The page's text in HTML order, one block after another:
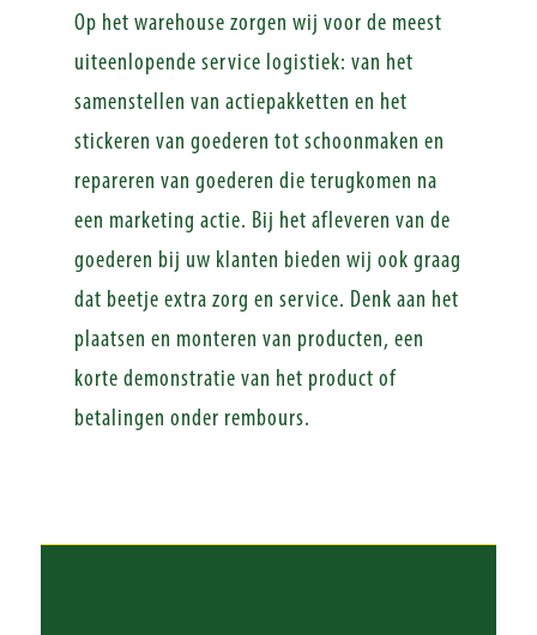
Op het warehouse zorgen wij voor de meest
uiteenlopende service logistiek: van het
samenstellen van actiepakketten en het
stickeren van goederen tot schoonmaken en
repareren van goederen die terugkomen na
een marketing actie. Bij het afleveren van de
goederen bij uw klanten bieden wij ook graag
dat beetje extra zorg en service. Denk aan het
plaatsen en monteren van producten, een
korte demonstratie van het product of
betalingen onder rembours.